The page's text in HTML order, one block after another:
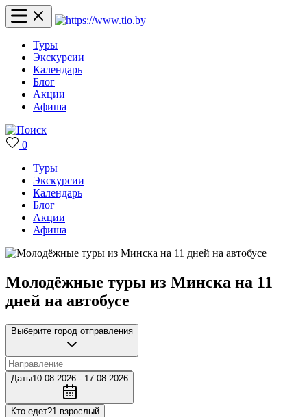
Туры
Экскурсии
Календарь
Блог
Акции
Афиша
0
Туры
Экскурсии
Календарь
Блог
Акции
Афиша
Молодёжные туры из Минска на 11
дней на автобусе
Выберите город отправления
Даты10.08.2026 - 17.08.2026
Кто едет?1 взрослый